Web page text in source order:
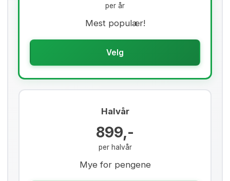
per år
Mest populær!
Velg
Halvår
899,-
per halvår
Mye for pengene